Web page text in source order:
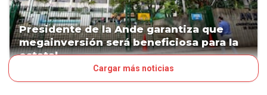
Presidente de la Ande garantiza que
megainversión será beneficiosa para la
estatal
Cargar más noticias